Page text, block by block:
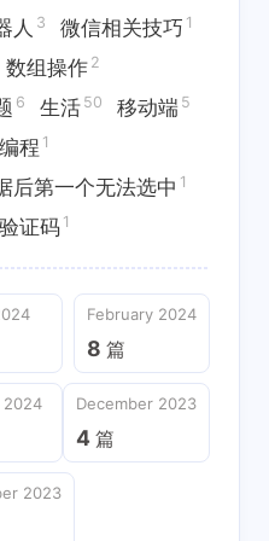
2023
人 3 微信相关技巧 1
数组操作 2
6 生活 50 移动端 5
编程 1
后第一个无法选中 1
验证码 1
February 2024
8 篇
2024 December 2023
4 篇
2023